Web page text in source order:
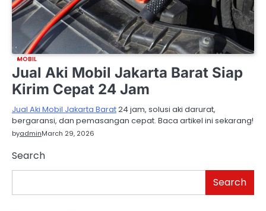
MOBIL
Jual Aki Mobil Jakarta Barat Siap
Kirim Cepat 24 Jam
Jual Aki Mobil Jakarta Barat24 jam, solusi aki darurat,
bergaransi, dan pemasangan cepat. Baca artikel ini sekarang!
byadminMarch 29, 2026
Search
Search